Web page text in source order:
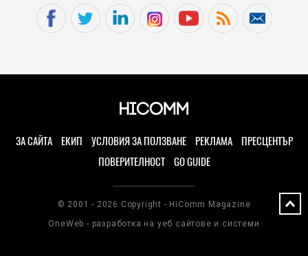
ЗА САЙТА ЕКИП УСЛОВИЯ ЗА ПОЛЗВАНЕ РЕКЛАМА
ПРЕСЦЕНТЪР
ПОВЕРИТЕЛНОСТ
GO GUIDE
© 2001 - 2026 Copyright - HiComm Magazine
OneWeb - разработка на уеб сайтове и системи